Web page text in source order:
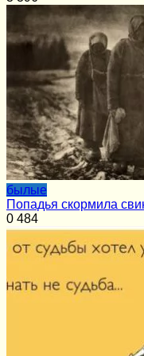
былые
Попадья скормила
0 484